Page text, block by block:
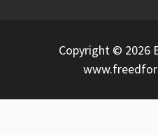
Copyright © 2026